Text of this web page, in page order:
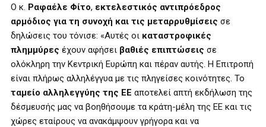
Ο κ. Ραφαέλε Φίτο, εκτελεστικός αντιπρόεδρος
αρμόδιος για τη συνοχή και τις μεταρρυθμίσεις σε
δηλώσεις του τόνισε: «Αυτές οι καταστροφικές
πλημμύρες έχουν αφήσει βαθιές επιπτώσεις σε
ολόκληρη την Κεντρική Ευρώπη και πέραν αυτής. Η Επιτροπή
είναι πλήρως αλληλέγγυα με τις πληγείσες κοινότητες. Το
ταμείο αλληλεγγύης της ΕΕ αποτελεί απτή εκδήλωση της
δέσμευσής μας να βοηθήσουμε τα κράτη-μέλη της ΕΕ και τις
χώρες εταίρους να ανακάμψουν γρήγορα και να